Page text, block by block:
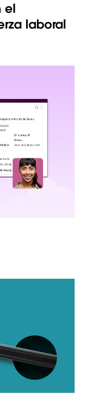
el
laboral